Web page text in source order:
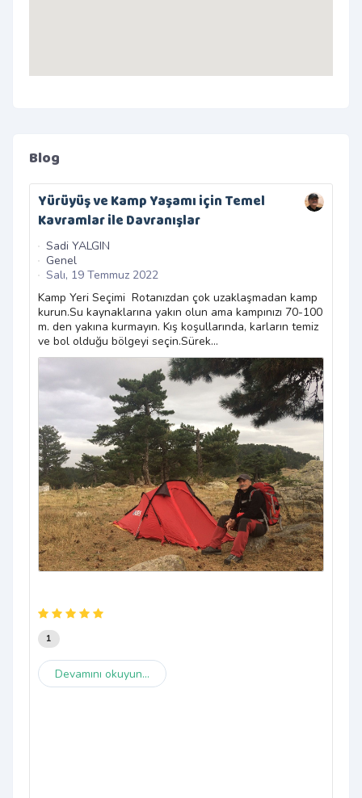
Blog
Yürüyüş ve Kamp Yaşamı için Temel
Kavramlar ile Davranışlar
Sadi YALGIN
Genel
Salı, 19 Temmuz 2022
Kamp Yeri Seçimi Rotanızdan çok uzaklaşmadan kamp
kurun.Su kaynaklarına yakın olun ama kampınızı 70-100
m. den yakına kurmayın. Kış koşullarında, karların temiz
ve bol olduğu bölgeyi seçin.Sürek...
1
Devamını okuyun...